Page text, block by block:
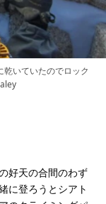
いていたのでロック
好天の合間のわず
に登ろうとシアト